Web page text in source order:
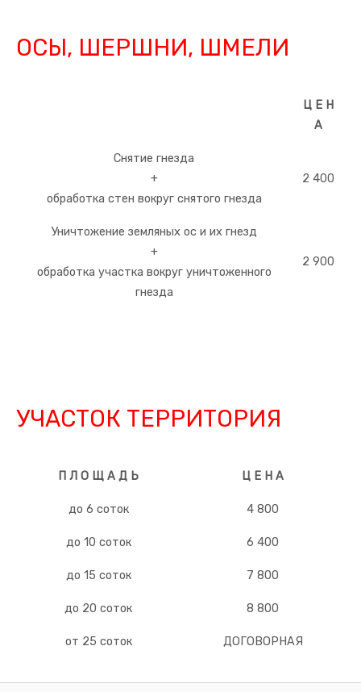
ОСЫ, ШЕРШНИ, ШМЕЛИ
Ц Е Н
А
Снятие гнезда
+
обработка стен вокруг снятого гнезда
2 400
Уничтожение земляных ос и их гнезд
+
обработка участка вокруг уничтоженного
гнезда
2 900
УЧАСТОК ТЕРРИТОРИЯ
П Л О Щ А Д Ь Ц Е Н А
до 6 соток 4 800
до 10 соток 6 400
до 15 соток 7 800
до 20 соток 8 800
от 25 соток ДОГОВОРНАЯ